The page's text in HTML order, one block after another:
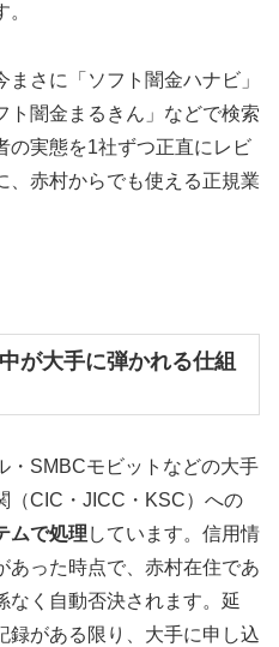
さに「ソフト闇金ハナビ」
ト闇金まるきん」などで検索
の実態を1社ずつ正直にレビ
、赤村からでも使える正規業
が大手に弾かれる仕組
・SMBCモビットなどの大手
（CIC・JICC・KSC）への
ムで処理 しています。信用情
あった時点で、赤村在住であ
なく自動否決されます。延
録がある限り、大手に申し込